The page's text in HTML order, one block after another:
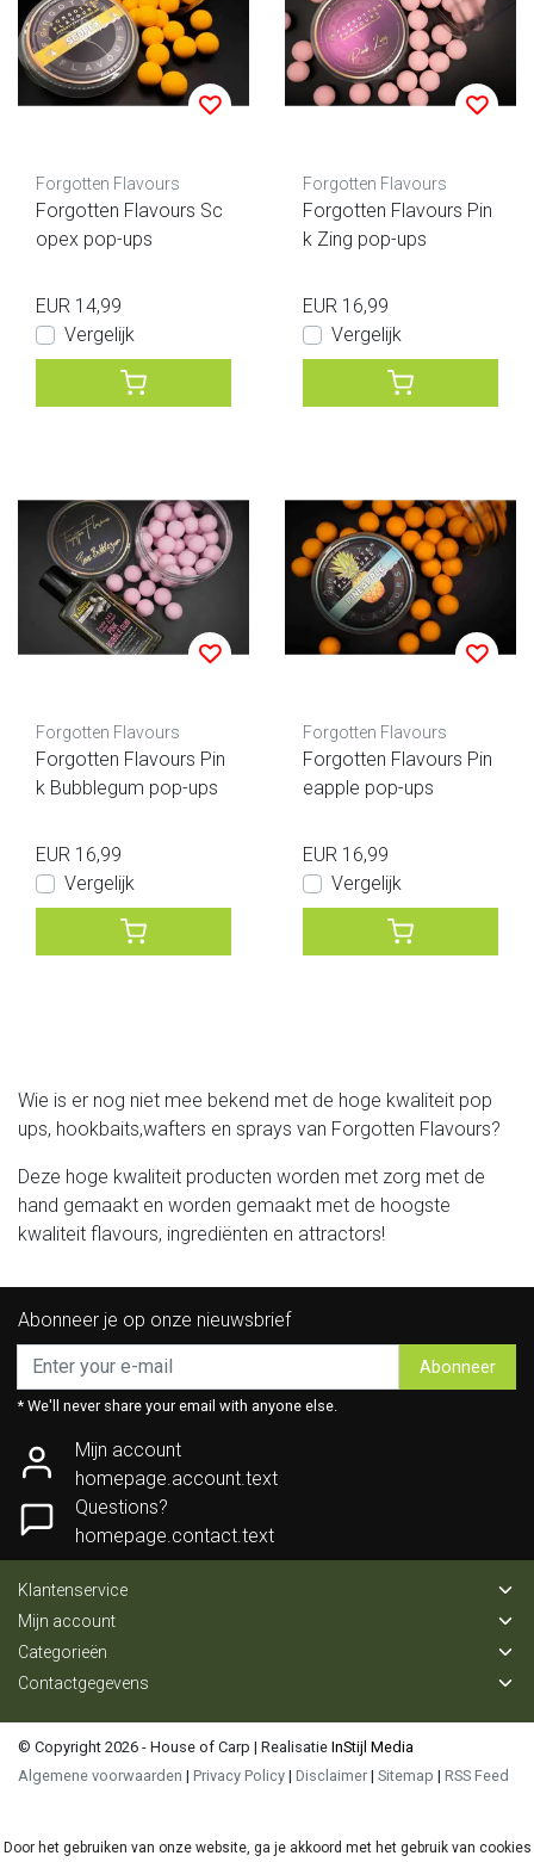
Forgotten Flavours
Forgotten Flavours Sc
opex pop-ups
EUR 14,99
Vergelijk
Forgotten Flavours
Forgotten Flavours Pin
k Zing pop-ups
EUR 16,99
Vergelijk
Forgotten Flavours
Forgotten Flavours Pin
k Bubblegum pop-ups
EUR 16,99
Vergelijk
Forgotten Flavours
Forgotten Flavours Pin
eapple pop-ups
EUR 16,99
Vergelijk
Wie is er nog niet mee bekend met de hoge kwaliteit pop
ups, hookbaits,wafters en sprays van Forgotten Flavours?
Deze hoge kwaliteit producten worden met zorg met de
hand gemaakt en worden gemaakt met de hoogste
kwaliteit flavours, ingrediënten en attractors!
Abonneer je op onze nieuwsbrief
Abonneer
* We'll never share your email with anyone else.
Mijn account
homepage.account.text
Questions?
homepage.contact.text
Klantenservice
Mijn account
Categorieën
Contactgegevens
© Copyright 2026 - House of Carp | Realisatie InStijl Media
Algemene voorwaarden | Privacy Policy | Disclaimer | Sitemap | RSS Feed
Door het gebruiken van onze website, ga je akkoord met het gebruik van cookies